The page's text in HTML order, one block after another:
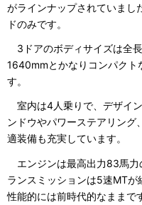
がラインナップされていまし
ドのみです。
3ドアのボディサイズは全
1640mmとかなりコンパクト
す。
室内は4人乗りで、デザイ
ンドウやパワーステアリン
適装備も充実しています。
エンジンは最高出力83馬力
ランスミッションは5速MT
性能的には前時代的なままで